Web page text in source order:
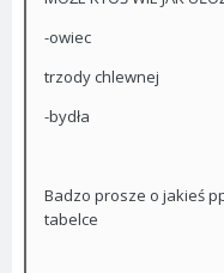
-owiec
trzody chlewnej
-bydła
Badzo prosze o jakieś
tabelce